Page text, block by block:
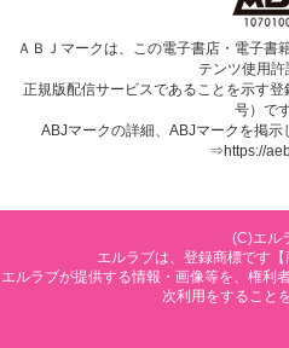
ＡＢＪマークは、この電子書店・電子書
テンツ使用許
正規版配信サービスであることを示す
号）です
ABJマークの詳細、ABJマークを掲
⇒https://
(C)エル
エルラブは、登録商標です【
エルラブが提供する情報・画像等を、権利
次利用をすること